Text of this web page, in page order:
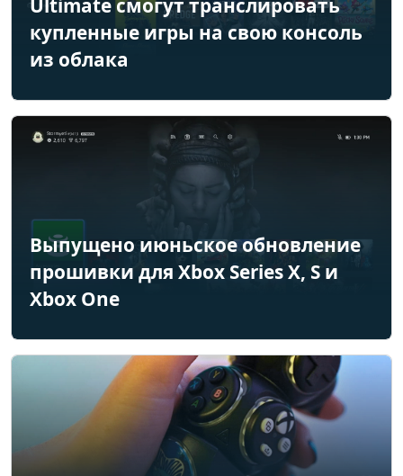
Ultimate смогут транслировать
купленные игры на свою консоль
из облака
Выпущено июньское обновление
прошивки для Xbox Series X, S и
Xbox One